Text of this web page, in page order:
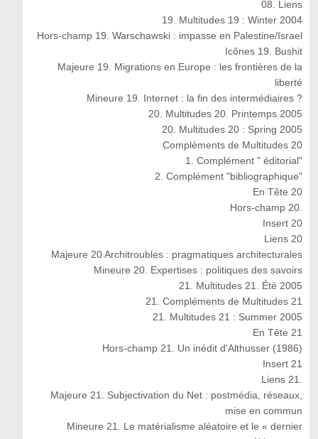
08. Liens
19. Multitudes 19 : Winter 2004
Hors-champ 19. Warschawski : impasse en Palestine/Israel
Icônes 19. Bushit
Majeure 19. Migrations en Europe : les frontières de la
liberté
Mineure 19. Internet : la fin des intermédiaires ?
20. Multitudes 20. Printemps 2005
20. Multitudes 20 : Spring 2005
Compléments de Multitudes 20
1. Complément " éditorial"
2. Complément "bibliographique"
En Tête 20
Hors-champ 20.
Insert 20
Liens 20
Majeure 20 Architroubles : pragmatiques architecturales
Mineure 20. Expertises : politiques des savoirs
21. Multitudes 21. Été 2005
21. Compléments de Multitudes 21
21. Multitudes 21 : Summer 2005
En Tête 21
Hors-champ 21. Un inédit d'Althusser (1986)
Insert 21
Liens 21.
Majeure 21. Subjectivation du Net : postmédia, réseaux,
mise en commun
Mineure 21. Le matérialisme aléatoire et le « dernier